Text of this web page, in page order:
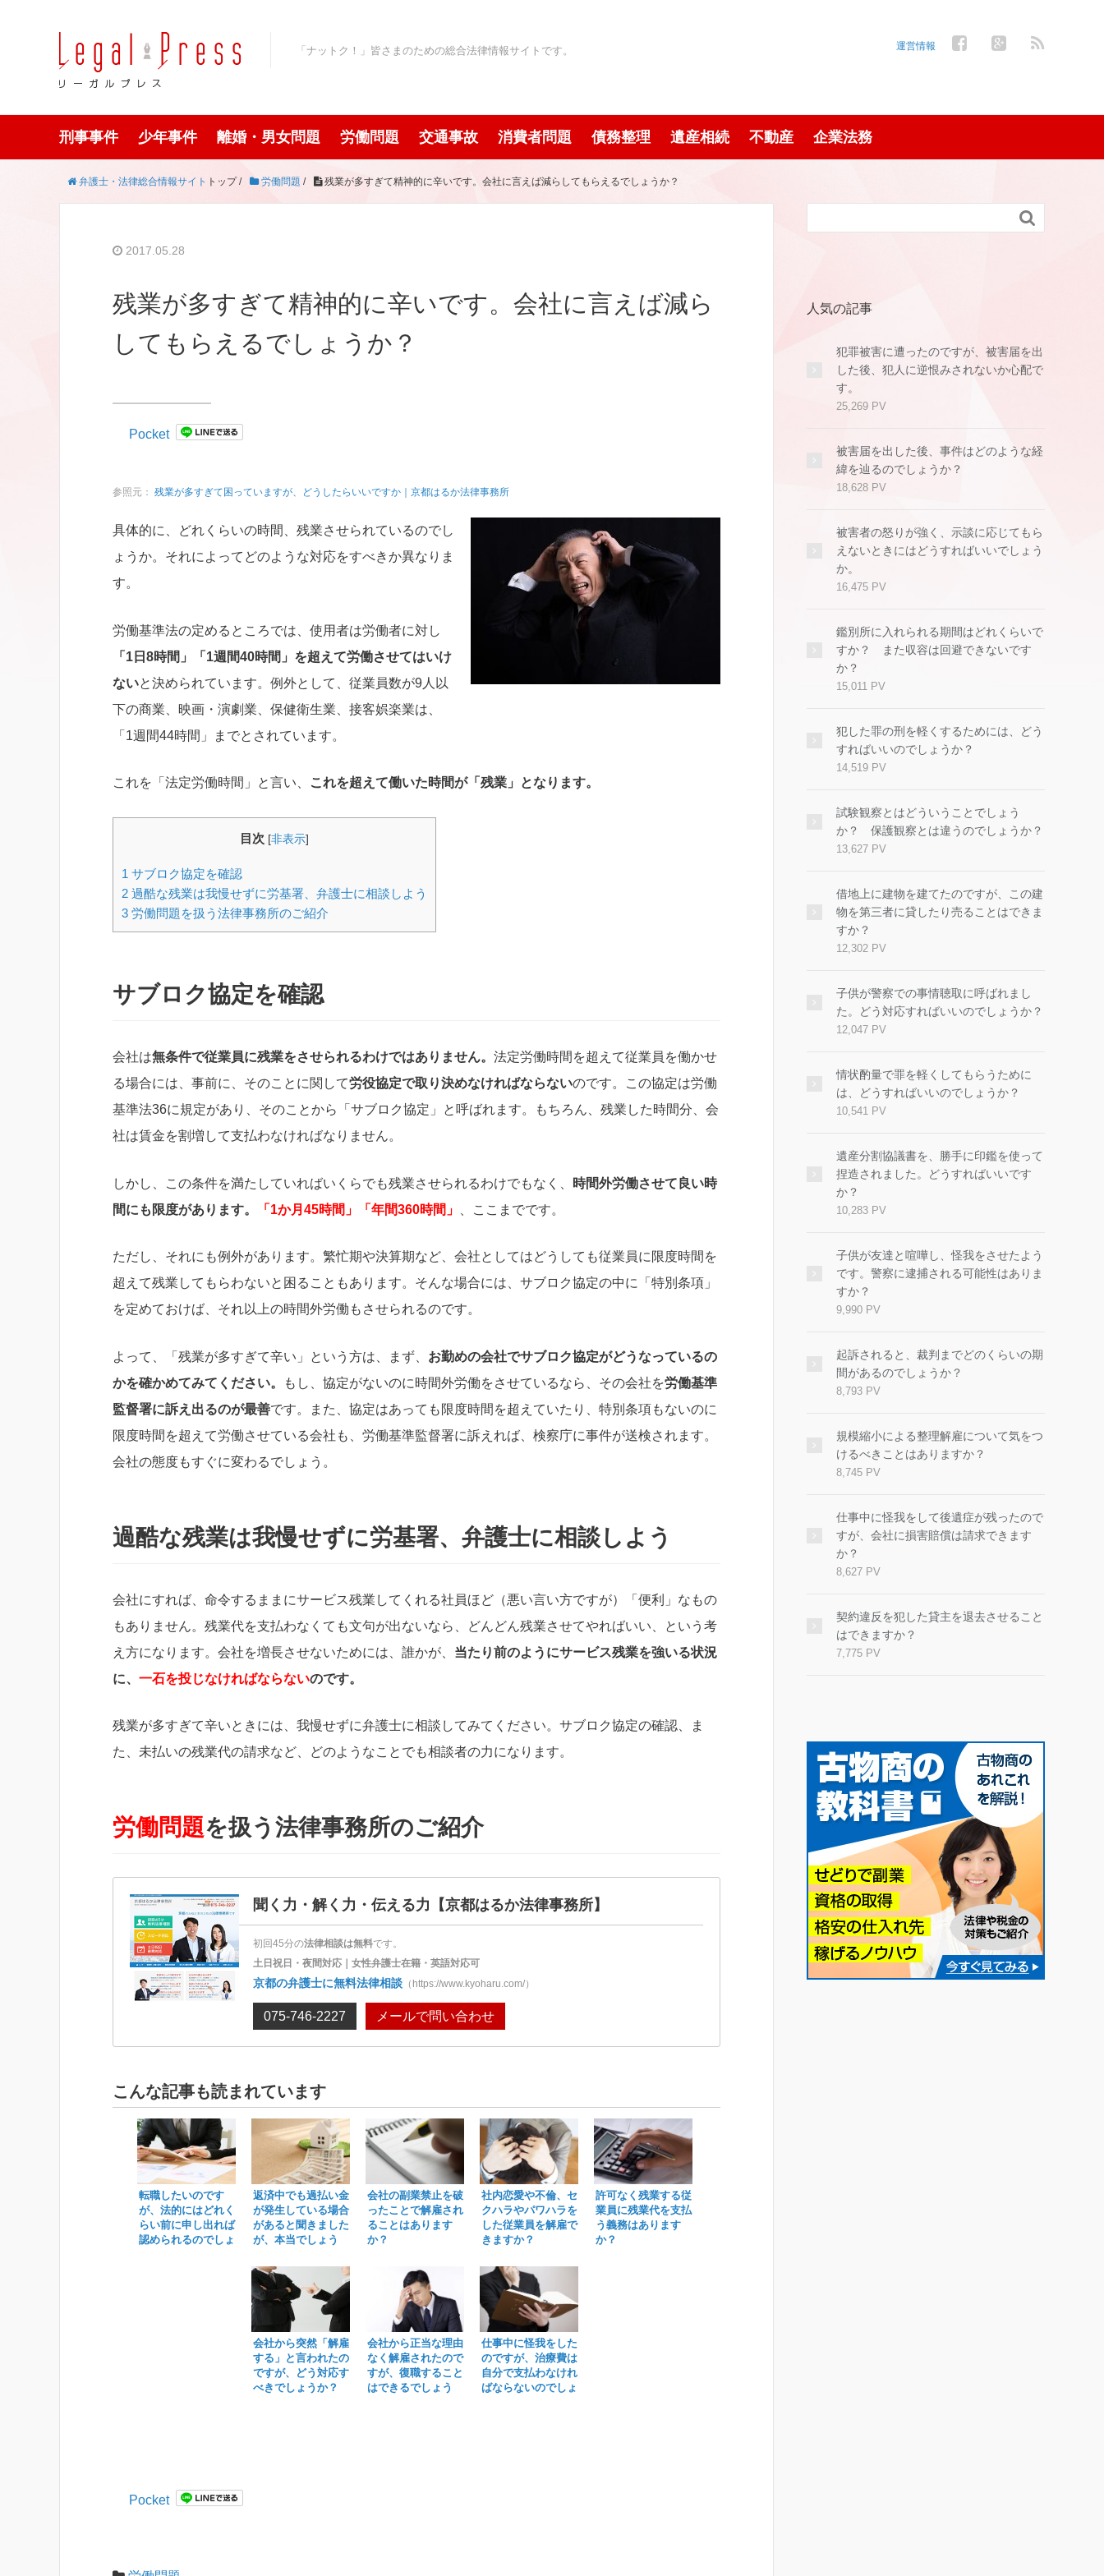
「ナットク！」皆さまのための総合法律情報サイトです。 運営情報
刑事事件 少年事件 離婚・男女問題 労働問題 交通事故 消費者問題 債務整理 遺産相続 不動産 企業法務
弁護士・法律総合情報サイト トップ / 労働問題 / 残業が多すぎて精神的に辛いです。会社に言えば減らしてもらえるでしょうか？
2017.05.28
残業が多すぎて精神的に辛いです。会社に言えば減ら
してもらえるでしょうか？
Pocket
参照元： 残業が多すぎて困っていますが、どうしたらいいですか｜京都はるか法律事務所
具体的に、どれくらいの時間、残業させられているのでし
ょうか。それによってどのような対応をすべきか異なりま
す。
労働基準法の定めるところでは、使用者は労働者に対し
「1日8時間」「1週間40時間」を超えて労働させてはいけ
ないと決められています。例外として、従業員数が9人以
下の商業、映画・演劇業、保健衛生業、接客娯楽業は、
「1週間44時間」までとされています。
これを「法定労働時間」と言い、 これを超えて働いた時間が「残業」となります。
目次 [非表示]
1 サブロク協定を確認
2 過酷な残業は我慢せずに労基署、弁護士に相談しよう
3 労働問題を扱う法律事務所のご紹介
サブロク協定を確認
会社は無条件で従業員に残業をさせられるわけではありません。 法定労働時間を超えて従業員を働かせ
る場合には、事前に、そのことに関して労役協定で取り決めなければならないのです。この協定は労働
基準法36に規定があり、そのことから「サブロク協定」と呼ばれます。もちろん、残業した時間分、会
社は賃金を割増して支払わなければなりません。
しかし、この条件を満たしていればいくらでも残業させられるわけでもなく、
時間外労働させて良い時
間にも限度があります。
「1か月45時間」「年間360時間」 、ここまでです。
ただし、それにも例外があります。繁忙期や決算期など、会社としてはどうしても従業員に限度時間を
超えて残業してもらわないと困ることもあります。そんな場合には、サブロク協定の中に「特別条項」
を定めておけば、それ以上の時間外労働もさせられるのです。
よって、「残業が多すぎて辛い」という方は、まず、 お勤めの会社でサブロク協定がどうなっているの
かを確かめてみてください。
もし、協定がないのに時間外労働をさせているなら、その会社を労働基準
監督署に訴え出るのが最善です。また、協定はあっても限度時間を超えていたり、特別条項もないのに
限度時間を超えて労働させている会社も、労働基準監督署に訴えれば、検察庁に事件が送検されます。
会社の態度もすぐに変わるでしょう。
過酷な残業は我慢せずに労基署、弁護士に相談しよう
会社にすれば、命令するままにサービス残業してくれる社員ほど（悪い言い方ですが）「便利」なもの
もありません。残業代を支払わなくても文句が出ないなら、どんどん残業させてやればいい、という考
え方になります。会社を増長させないためには、誰かが、 当たり前のようにサービス残業を強いる状況
に、 一石を投じなければならないのです。
残業が多すぎて辛いときには、我慢せずに弁護士に相談してみてください。サブロク協定の確認、ま
た、未払いの残業代の請求など、どのようなことでも相談者の力になります。
労働問題を扱う法律事務所のご紹介
聞く力・解く力・伝える力 【京都はるか法律事務所】
初回45分の法律相談は無料です。
土日祝日・夜間対応｜女性弁護士在籍・英語対応可
京都の弁護士に無料法律相談（https://www.kyoharu.com/）
075-746-2227 メールで問い合わせ
こんな記事も読まれています
転職したいのです
が、法的にはどれく
らい前に申し出れば
認められるのでしょ
返済中でも過払い金
が発生している場合
があると聞きました
が、本当でしょう
会社の副業禁止を破
ったことで解雇され
ることはあります
か？
社内恋愛や不倫、セ
クハラやパワハラを
した従業員を解雇で
きますか？
許可なく残業する従
業員に残業代を支払
う義務はあります
か？
会社から突然「解雇
する」と言われたの
ですが、どう対応す
べきでしょうか？
会社から正当な理由
なく解雇されたので
すが、復職すること
はできるでしょう
仕事中に怪我をした
のですが、治療費は
自分で支払わなけれ
ばならないのでしょ
Pocket

人気の記事
犯罪被害に遭ったのですが、被害届を出
した後、犯人に逆恨みされないか心配で
す。
25,269 PV
被害届を出した後、事件はどのような経
緯を辿るのでしょうか？
18,628 PV
被害者の怒りが強く、示談に応じてもら
えないときにはどうすればいいでしょう
か。
16,475 PV
鑑別所に入れられる期間はどれくらいで
すか？ また収容は回避できないです
か？
15,011 PV
犯した罪の刑を軽くするためには、どう
すればいいのでしょうか？
14,519 PV
試験観察とはどういうことでしょう
か？ 保護観察とは違うのでしょうか？
13,627 PV
借地上に建物を建てたのですが、この建
物を第三者に貸したり売ることはできま
すか？
12,302 PV
子供が警察での事情聴取に呼ばれまし
た。どう対応すればいいのでしょうか？
12,047 PV
情状酌量で罪を軽くしてもらうために
は、どうすればいいのでしょうか？
10,541 PV
遺産分割協議書を、勝手に印鑑を使って
捏造されました。どうすればいいです
か？
10,283 PV
子供が友達と喧嘩し、怪我をさせたよう
です。警察に逮捕される可能性はありま
すか？
9,990 PV
起訴されると、裁判までどのくらいの期
間があるのでしょうか？
8,793 PV
規模縮小による整理解雇について気をつ
けるべきことはありますか？
8,745 PV
仕事中に怪我をして後遺症が残ったので
すが、会社に損害賠償は請求できます
か？
8,627 PV
契約違反を犯した貸主を退去させること
はできますか？
7,775 PV